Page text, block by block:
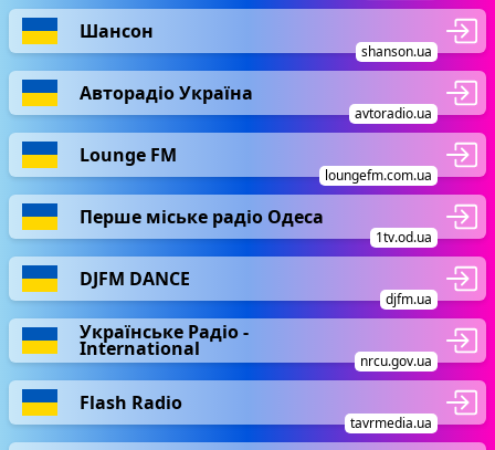
Шансон
shanson.ua
Авторадіо Україна
avtoradio.ua
Lounge FM
loungefm.com.ua
Перше міське радіо Одеса
1tv.od.ua
DJFM DANCE
djfm.ua
Українське Радіо -
International
nrcu.gov.ua
Flash Radio
tavrmedia.ua